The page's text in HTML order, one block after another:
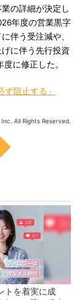
の詳細が決定し
年度の営業黒字
伴う受注減や、
に伴う先行投資
に修正した。
阻止する」
All Rights Reserved.
トを着実に成